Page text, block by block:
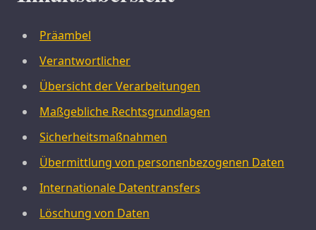
Präambel
Verantwortlicher
Übersicht der Verarbeitungen
Maßgebliche Rechtsgrundlagen
Sicherheitsmaßnahmen
Übermittlung von personenbezogenen Daten
Internationale Datentransfers
Löschung von Daten